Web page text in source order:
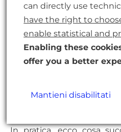
spesso mal di
fatica ad
tutto è
somatico..
#8. Indagare
In pratica, ecco cosa
can directly use
have the right to
enable statistical and
Enabling these
offer you a better
Mantieni disabilitati